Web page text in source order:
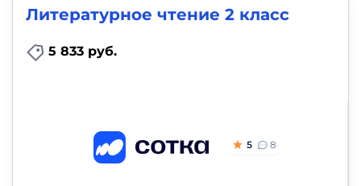
Литературное чтение 2 класс
5 833 руб.
5 8